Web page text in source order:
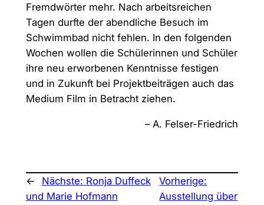
Fremdwörter mehr. Nach arbeitsreichen
Tagen durfte der abendliche Besuch im
Schwimmbad nicht fehlen. In den folgenden
Wochen wollen die Schülerinnen und Schüler
ihre neu erworbenen Kenntnisse festigen
und in Zukunft bei Projektbeiträgen auch das
Medium Film in Betracht ziehen.
– A. Felser-Friedrich
← Nächste: Ronja Duffeck
und Marie Hofmann
Vorherige:
Ausstellung über